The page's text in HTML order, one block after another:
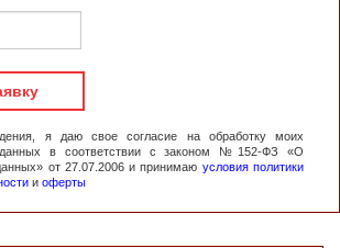
я даю свое согласие на обработку моих
данных в соответствии с законом №152-ФЗ «О
от 27.07.2006 и принимаю условия политики
и оферты